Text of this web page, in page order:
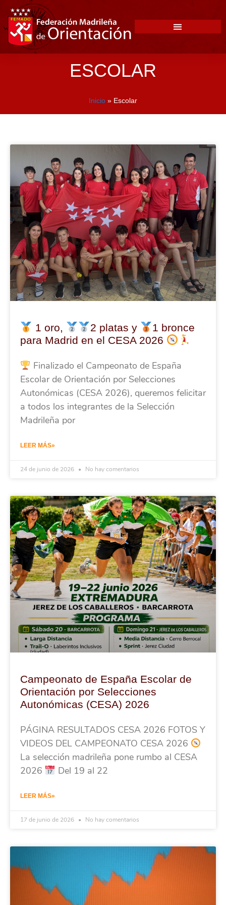
ESCOLAR
Inicio » Escolar
1 oro, 2 platas y
1 bronce
para Madrid en el CESA 2026
Finalizado el Campeonato de España
Escolar de Orientación por Selecciones
Autonómicas (CESA 2026), queremos felicitar
a todos los integrantes de la Selección
Madrileña por
LEER MÁS»
24 de junio de 2026 No hay comentarios
Campeonato de España Escolar de
Orientación por Selecciones
Autonómicas (CESA) 2026
PÁGINA RESULTADOS CESA 2026 FOTOS Y
VIDEOS DEL CAMPEONATO CESA 2026
La selección madrileña pone rumbo al CESA
2026
Del 19 al 22
LEER MÁS»
17 de junio de 2026 No hay comentarios